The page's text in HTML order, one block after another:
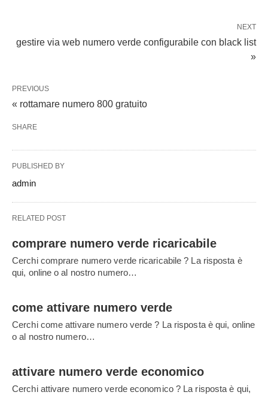
NEXT
gestire via web numero verde configurabile con black list
»
PREVIOUS
« rottamare numero 800 gratuito
SHARE
PUBLISHED BY
admin
RELATED POST
comprare numero verde ricaricabile
Cerchi comprare numero verde ricaricabile ? La risposta è
qui, online o al nostro numero…
come attivare numero verde
Cerchi come attivare numero verde ? La risposta è qui, online
o al nostro numero…
attivare numero verde economico
Cerchi attivare numero verde economico ? La risposta è qui,